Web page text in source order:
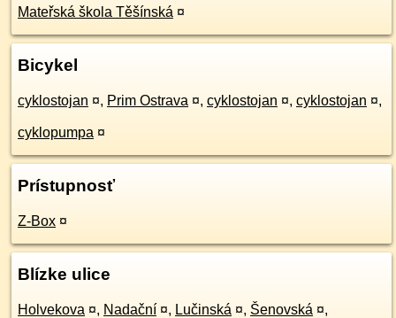
Mateřská škola Těšínská ¤
Bicykel
cyklostojan ¤, Prim Ostrava ¤, cyklostojan ¤, cyklostojan ¤,
cyklopumpa ¤
Prístupnosť
Z-Box ¤
Blízke ulice
Holvekova ¤, Nadační ¤, Lučinská ¤, Šenovská ¤,